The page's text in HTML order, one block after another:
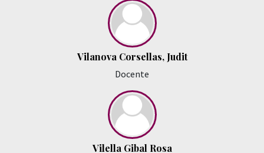
Vilanova Corsellas, Judit
Docente
Vilella Gibal Rosa